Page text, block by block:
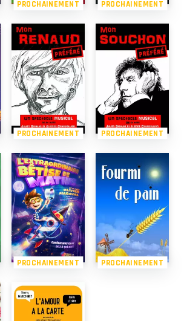
PROCHAINEMENT PROCHAINEMENT
PROCHAINEMENT PROCHAINEMENT
PROCHAINEMENT PROCHAINEMENT